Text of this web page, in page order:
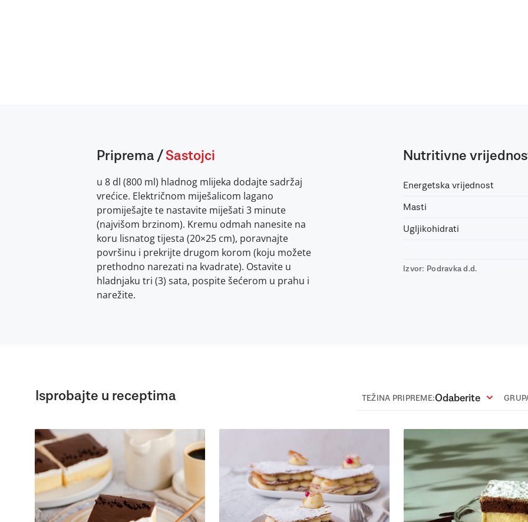
Priprema / Sastojci
u 8 dl (800 ml) hladnog mlijeka dodajte sadržaj
vrećice. Električnom miješalicom lagano
promiješajte te nastavite miješati 3 minute
(najvišom brzinom). Kremu odmah nanesite na
koru lisnatog tijesta (20×25 cm), poravnajte
površinu i prekrijte drugom korom (koju možete
prethodno narezati na kvadrate). Ostavite u
hladnjaku tri (3) sata, pospite šećerom u prahu i
narežite.
Nutritivne
Energetska vrijednost
Masti
Ugljikohidrati
Izvor: Podravka d.d.
Isprobajte u receptima TEŽINA PRIPREME:Odaberite